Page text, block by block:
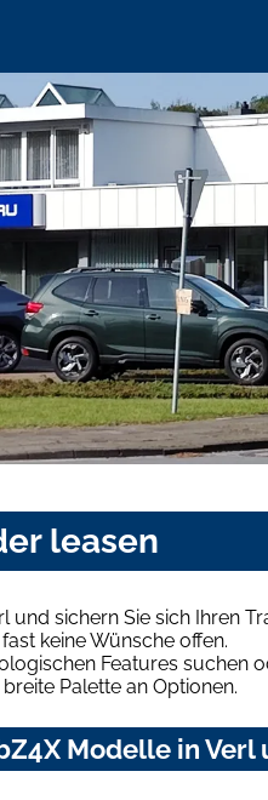
leasen
und sichern Sie sich Ihren
keine Wünsche offen.
Features suchen
Palette an Optionen.
Modelle in